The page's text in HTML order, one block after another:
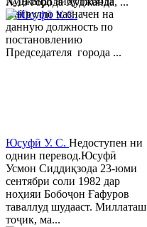
Хайрулло назначен на
данную должность по
постановлению
Председателя города ...
Юсуфӣ У. C. Недоступен ни
однин перевод.Юсуфӣ
Усмон Сиддиқзода 23-юми
сентябри соли 1982 дар
ноҳияи Бобоҷон Ғафуров
таваллуд шудааст. Миллаташ
тоҷик, ма...